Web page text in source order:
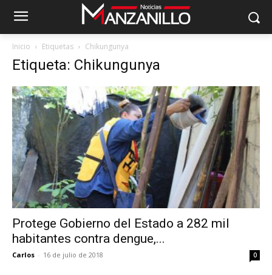
Inicio Etiquetas Chikungunya
Etiqueta: Chikungunya
Protege Gobierno del Estado a 282 mil
habitantes contra dengue,...
Carlos - 16 de julio de 2018 0